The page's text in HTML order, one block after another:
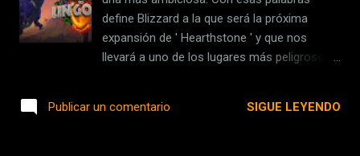
anunciados, a bordo de la cápsula 'Dragon
V2', que será impulsada por el cohete Falcon
Heavy , el más potente de la compañía hasta
cubrirá una distancia de entre 482.000 y
define Blizzard a la que será la próxima
expansión de ' Hearthstone ' y que nos
llevará a uno de los lugares más peligrosos
expansión añadirá un total de 135 cartas
Publicar un comentario SIGUE LEYENDO